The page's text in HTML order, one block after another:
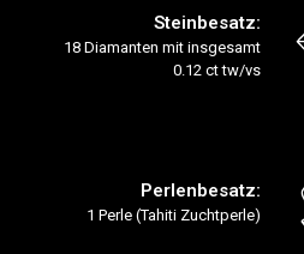
Steinbesatz:
18 Diamanten mit insgesamt
0.12 ct tw/vs
Perlenbesatz:
1 Perle (Tahiti Zuchtperle)